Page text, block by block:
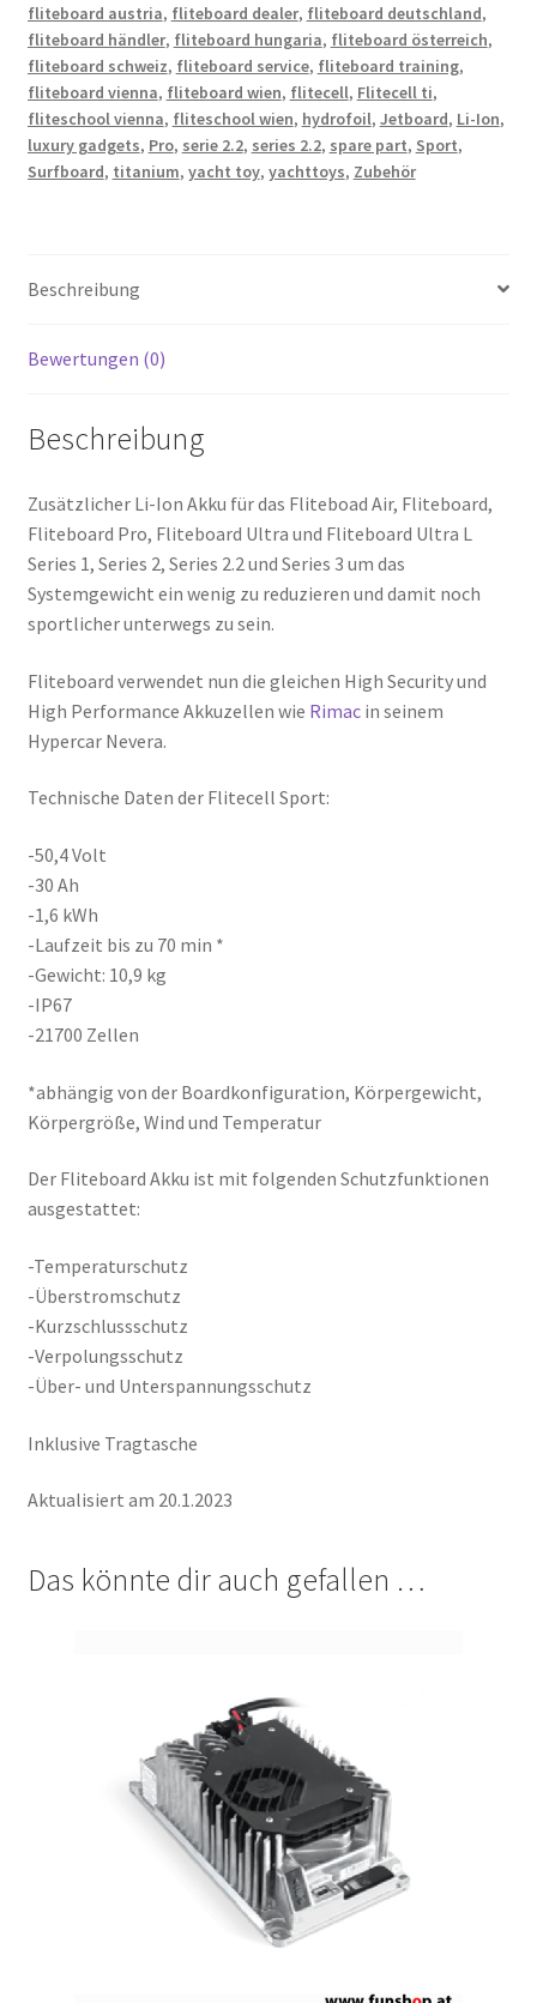
fliteboard austria, fliteboard dealer, fliteboard deutschland,
fliteboard händler, fliteboard hungaria, fliteboard österreich,
fliteboard schweiz, fliteboard service, fliteboard training,
fliteboard vienna, fliteboard wien, flitecell, Flitecell ti,
fliteschool vienna, fliteschool wien, hydrofoil, Jetboard, Li-Ion,
luxury gadgets, Pro, serie 2.2, series 2.2, spare part, Sport,
Surfboard, titanium, yacht toy, yachttoys, Zubehör
Beschreibung
Bewertungen (0)
Beschreibung
Zusätzlicher Li-Ion Akku für das Fliteboad Air, Fliteboard,
Fliteboard Pro, Fliteboard Ultra und Fliteboard Ultra L
Series 1, Series 2, Series 2.2 und Series 3 um das
Systemgewicht ein wenig zu reduzieren und damit noch
sportlicher unterwegs zu sein.
Fliteboard verwendet nun die gleichen High Security und
High Performance Akkuzellen wie Rimacin seinem
Hypercar Nevera.
Technische Daten der Flitecell Sport:
-50,4 Volt
-30 Ah
-1,6 kWh
-Laufzeit bis zu 70 min *
-Gewicht: 10,9 kg
-IP67
-21700 Zellen
*abhängig von der Boardkonfiguration, Körpergewicht,
Körpergröße, Wind und Temperatur
Der Fliteboard Akku ist mit folgenden Schutzfunktionen
ausgestattet:
-Temperaturschutz
-Überstromschutz
-Kurzschlussschutz
-Verpolungsschutz
-Über- und Unterspannungsschutz
Inklusive Tragtasche
Aktualisiert am 20.1.2023
Das könnte dir auch gefallen …